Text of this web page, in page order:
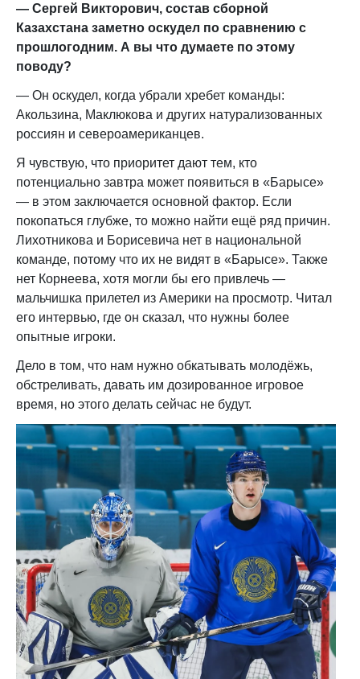
— Сергей Викторович, состав сборной
Казахстана заметно оскудел по сравнению с
прошлогодним. А вы что думаете по этому
поводу?
— Он оскудел, когда убрали хребет команды:
Акользина, Маклюкова и других натурализованных
россиян и североамериканцев.
Я чувствую, что приоритет дают тем, кто
потенциально завтра может появиться в «Барысе»
— в этом заключается основной фактор. Если
покопаться глубже, то можно найти ещё ряд причин.
Лихотникова и Борисевича нет в национальной
команде, потому что их не видят в «Барысе». Также
нет Корнеева, хотя могли бы его привлечь —
мальчишка прилетел из Америки на просмотр. Читал
его интервью, где он сказал, что нужны более
опытные игроки.
Дело в том, что нам нужно обкатывать молодёжь,
обстреливать, давать им дозированное игровое
время, но этого делать сейчас не будут.